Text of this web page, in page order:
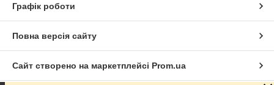
Графік роботи
Повна версія сайту
Сайт створено на маркетплейсі Prom.ua